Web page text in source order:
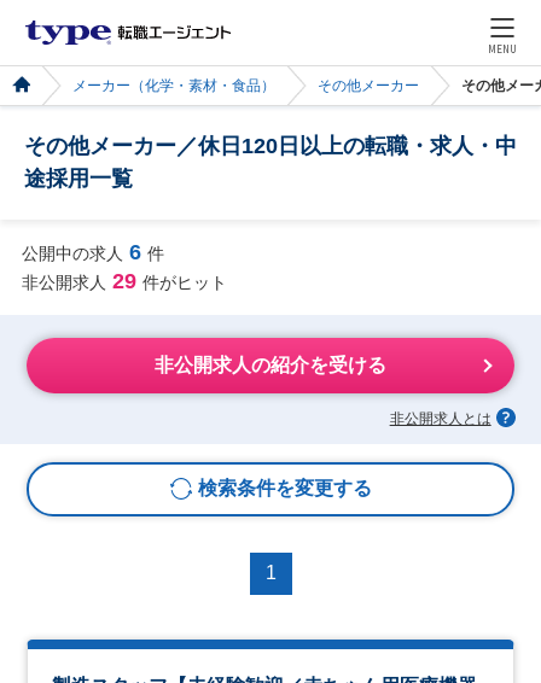
MENU
メーカー（化学・素材・食品） その他メーカー その他メー
その他メーカー／休日120日以上の転職・求人・中
途採用一覧
公開中の求人 6 件
非公開求人 29 件がヒット
非公開求人の紹介を受ける
非公開求人とは
検索条件を変更する
1